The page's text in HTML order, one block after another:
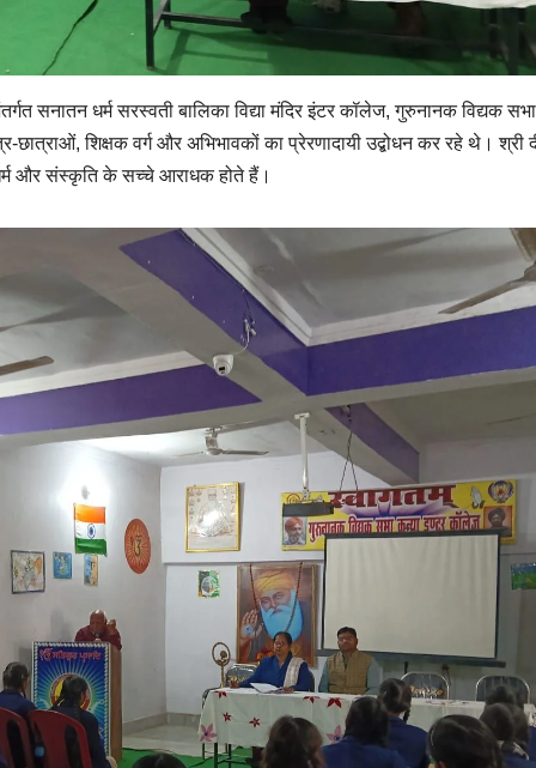
सनातन धर्म सरस्वती बालिका विद्या मंदिर इंटर कॉलेज, गुरुनानक विद्यक
शिक्षक वर्ग और अभिभावकों का प्रेरणादायी उद्बोधन कर रहे थे। श्री
और संस्कृति के सच्चे आराधक होते हैं।